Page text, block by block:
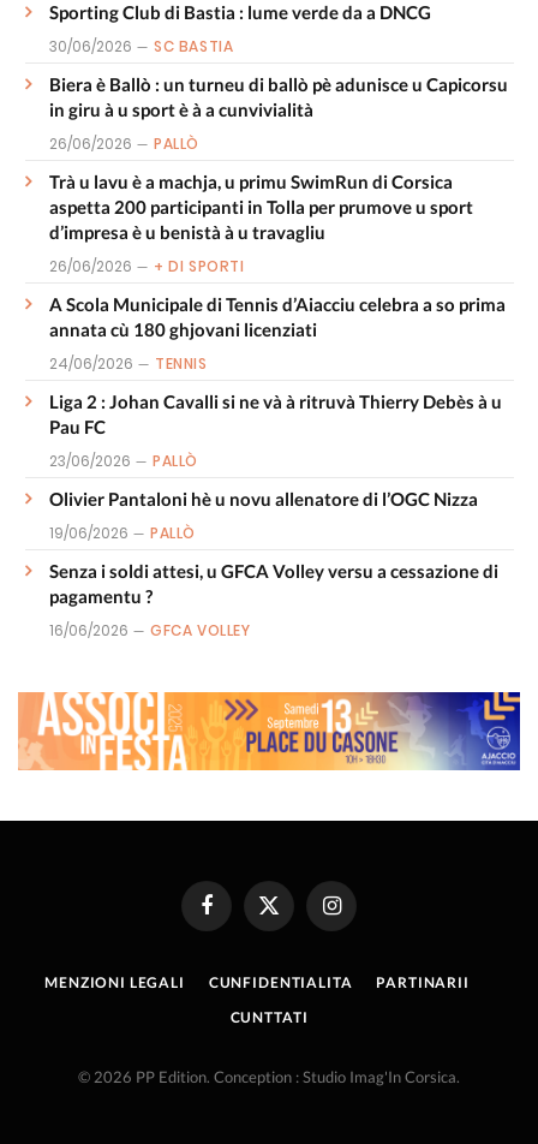
Sporting Club di Bastia : lume verde da a DNCG
30/06/2026 SC BASTIA
Biera è Ballò : un turneu di ballò pè adunisce u Capicorsu
in giru à u sport è à a cunvivialità
26/06/2026 PALLÒ
Trà u lavu è a machja, u primu SwimRun di Corsica
aspetta 200 participanti in Tolla per prumove u sport
d’impresa è u benistà à u travagliu
26/06/2026 + DI SPORTI
A Scola Municipale di Tennis d’Aiacciu celebra a so prima
annata cù 180 ghjovani licenziati
24/06/2026 TENNIS
Liga 2 : Johan Cavalli si ne và à ritruvà Thierry Debès à u
Pau FC
23/06/2026 PALLÒ
Olivier Pantaloni hè u novu allenatore di l’OGC Nizza
19/06/2026 PALLÒ
Senza i soldi attesi, u GFCA Volley versu a cessazione di
pagamentu ?
16/06/2026 GFCA VOLLEY
FacebookX
Instagram
MENZIONI LEGALI CUNFIDENTIALITA
PARTINARII
CUNTTATI
© 2026 PP Edition. Conception : Studio Imag'In Corsica.